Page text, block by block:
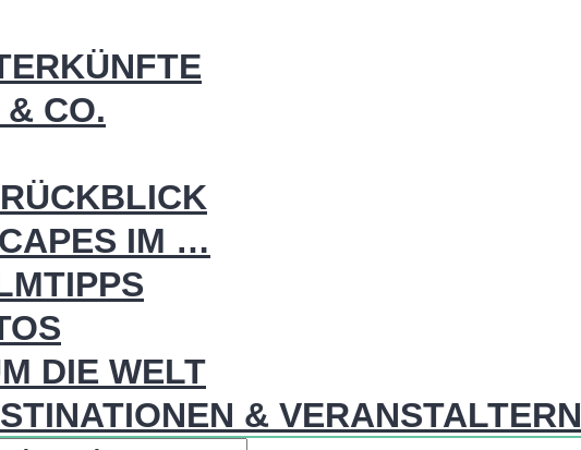
CO.
IM …
DIE WELT
& VERANSTALTERN